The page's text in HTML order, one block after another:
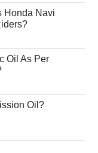
Honda Navi
Oil As Per
Oil?